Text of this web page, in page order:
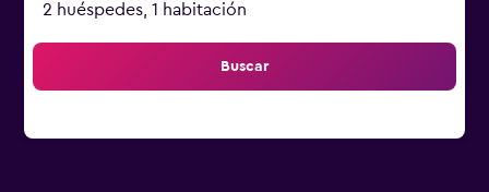
2 huéspedes, 1 habitación
Buscar